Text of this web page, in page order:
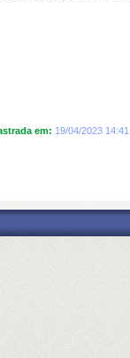
em: 19/04/2023 14:41